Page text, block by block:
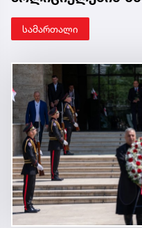
სამართალი